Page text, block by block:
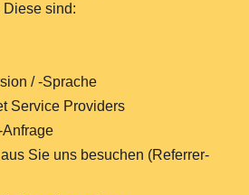
Diese sind:
/ -Sprache
Service Providers
Sie uns besuchen (Referrer-